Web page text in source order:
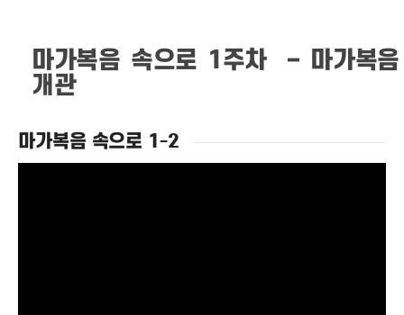
마가복음 속으로 1주차 – 마가복음
개관
마가복음 속으로 1-2